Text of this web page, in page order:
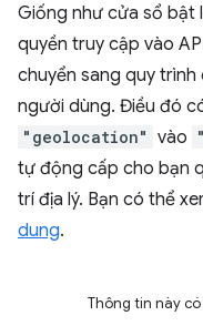
Giống như cửa sổ bật
quyền truy cập vào
chuyển sang quy
người dùng. Điều đó
"geolocation" vào
tự động cấp cho bạn
trí địa lý. Bạn có thể
dung.
Thông tin này